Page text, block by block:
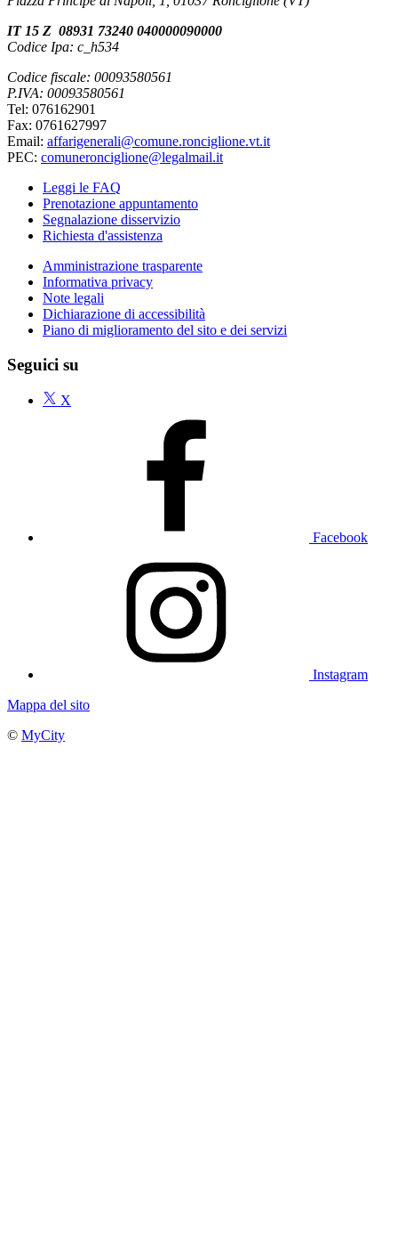
IT 15 Z 08931 73240 040000090000
Codice Ipa: c_h534
Codice fiscale: 00093580561
P.IVA: 00093580561
Tel: 076162901
Fax: 0761627997
Email: affarigenerali@comune.ronciglione.vt.it
PEC: comuneronciglione@legalmail.it
Leggi le FAQ
Prenotazione appuntamento
Segnalazione disservizio
Richiesta d'assistenza
Amministrazione trasparente
Informativa privacy
Note legali
Dichiarazione di accessibilità
Piano di miglioramento del sito e dei servizi
Seguici su
X
Facebook
Instagram
Mappa del sito
© MyCity